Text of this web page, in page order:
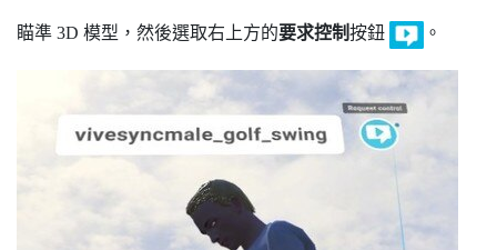
瞄準 3D 模型，然後選取右上方的要求控制按鈕 。